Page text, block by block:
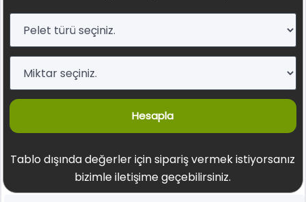
Hesapla
Tablo dışında değerler için sipariş vermek istiyorsanız
bizimle iletişime geçebilirsiniz.